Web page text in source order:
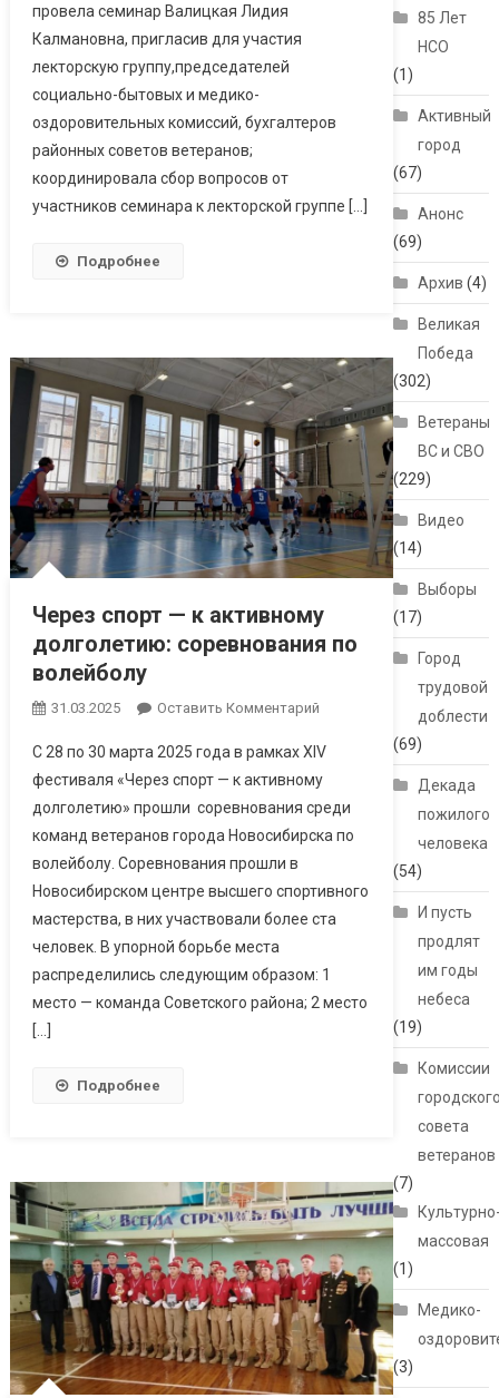
провела семинар Валицкая Лидия
Калмановна, пригласив для участия
лекторскую группу,председателей
социально-бытовых и медико-
оздоровительных комиссий, бухгалтеров
районных советов ветеранов;
координировала сбор вопросов от
участников семинара к лекторской группе […]
Подробнее
Через спорт — к активному
долголетию: соревнования по
волейболу
31.03.2025 Оставить Комментарий
С 28 по 30 марта 2025 года в рамках XIV
фестиваля «Через спорт — к активному
долголетию» прошли соревнования среди
команд ветеранов города Новосибирска по
волейболу. Соревнования прошли в
Новосибирском центре высшего спортивного
мастерства, в них участвовали более ста
человек. В упорной борьбе места
распределились следующим образом: 1
место — команда Советского района; 2 место
[…]
Подробнее
85 Лет
НСО
(1)
Активный
город
(67)
Анонс
(69)
Архив (4)
Великая
Победа
(302)
Ветераны
ВС и СВО
(229)
Видео
(14)
Выборы
(17)
Город
трудовой
доблести
(69)
Декада
пожилого
человека
(54)
И пусть
продлят
им годы
небеса
(19)
Комиссии
совета
ветеранов
(7)
массовая
(1)
Медико-
(3)